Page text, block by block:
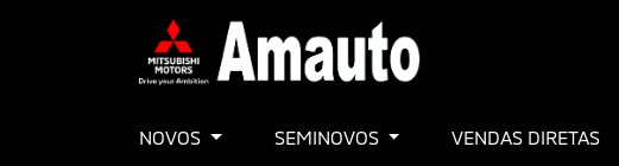
NOVOS SEMINOVOS VENDAS DIRETAS